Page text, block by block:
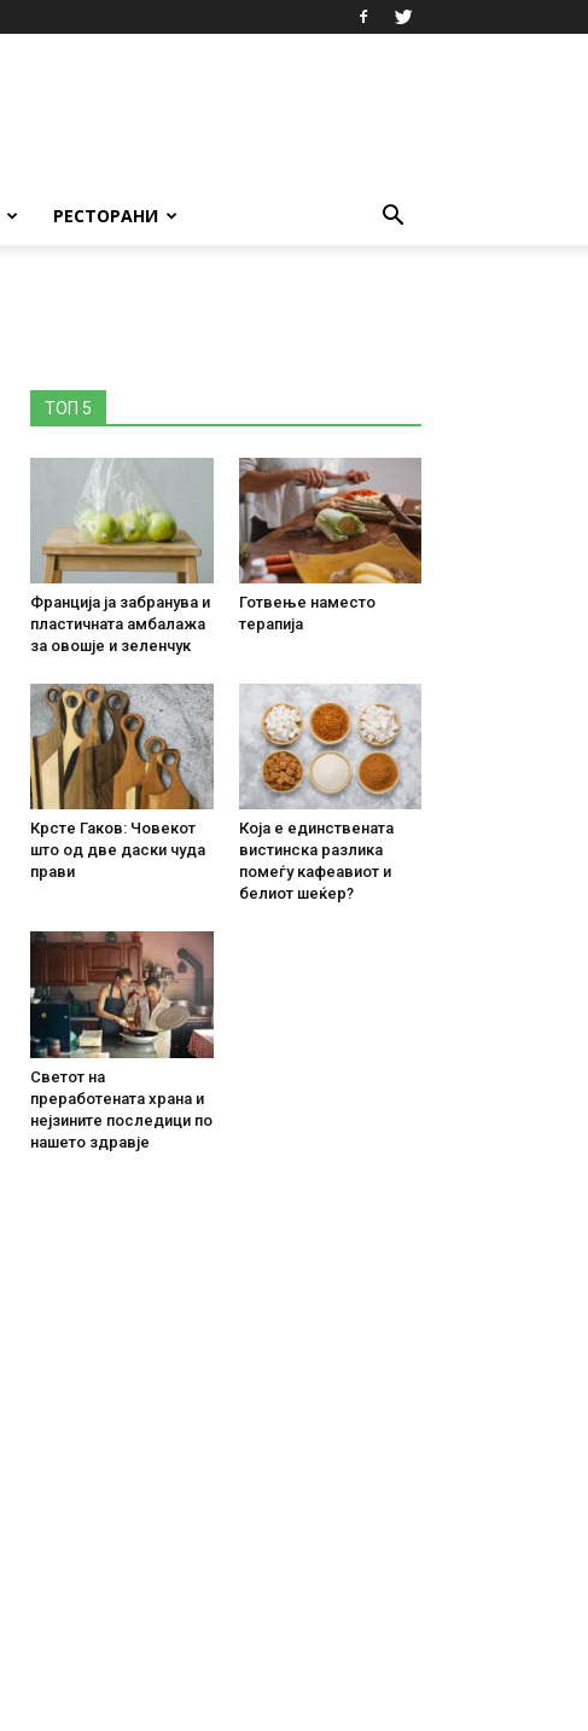
РЕСТОРАНИ
ТОП 5
Франција ја забранува и
пластичната амбалажа
за овошје и зеленчук
Готвење наместо
терапија
Крсте Гаков: Човекот
што од две даски чуда
прави
Која е единствената
вистинска разлика
помеѓу кафеавиот и
белиот шеќер?
Светот на
преработената храна и
нејзините последици по
нашето здравје